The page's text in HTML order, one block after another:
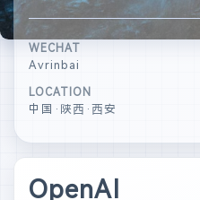
WECHAT
Avrinbai
LOCATION
中国·陕西·西安
OpenAI